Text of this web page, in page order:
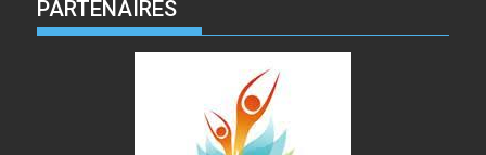
PARTENAIRES